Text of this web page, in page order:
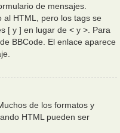
de mensajes.
al HTML, pero los tags se
[ y ] en lugar de < y >. Para
BBCode. El enlace aparece
de los formatos y
HTML pueden ser